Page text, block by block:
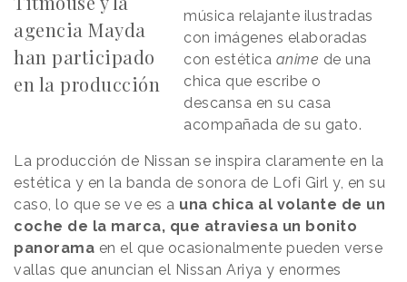
agencia Mayda
han participado
en la producción
música relajante ilustradas
con imágenes elaboradas
con estética anime de una
chica que escribe o
descansa en su casa
acompañada de su gato.
La producción de Nissan se inspira claramente en la
estética y en la banda de sonora de Lofi Girl y, en su
caso, lo que se ve es a una chica al volante de un
coche de la marca, que atraviesa un bonito
panorama en el que ocasionalmente pueden verse
vallas que anuncian el Nissan Ariya y enormes